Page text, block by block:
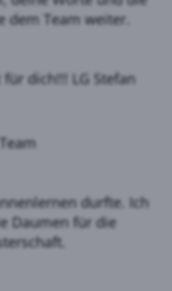
dem Team weiter.
dich!!! LG Stefan
durfte. Ich
Daumen für die